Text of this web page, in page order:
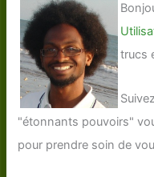
trucs
"étonnants pouvoirs"
pour prendre soin de